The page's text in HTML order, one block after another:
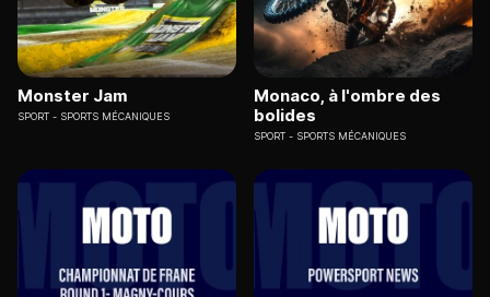
Monster Jam
SPORT SPORTS MÉCANIQUES
Monaco, à l'ombre des
bolides
SPORT SPORTS MÉCANIQUES